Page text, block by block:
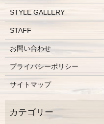
STYLE GALLERY
STAFF
お問い合わせ
プライバシーポリシー
サイトマップ